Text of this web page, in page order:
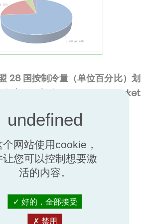
28 国按制冷量（单位百分比）划
额，来自 Eurovent Market
个网站使用cookie，
让您可以控制想要激
活的内容。
好的，全部接受
禁用